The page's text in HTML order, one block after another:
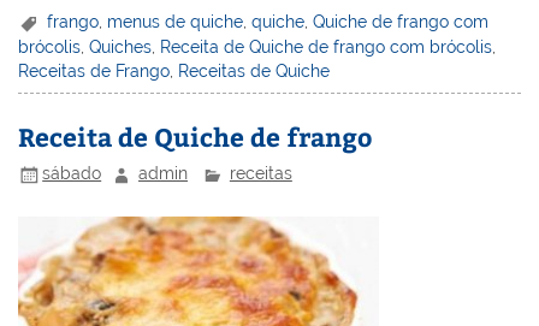
er
e
st
k
e
dI
n
c
e
b
o
o
k
itt
er
ai
l
h
o
o
M
t
ar
e
frango menus de quiche ,quiche ,Quiche de frango com
brócolis ,Quiches Receita de Quiche de frango com brócolis
Receitas de Frango Receitas de Quiche
Receita de Quiche de frango
sábado admin receitas